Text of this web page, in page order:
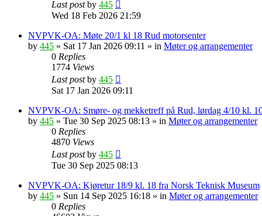
Last postby 445
Wed 18 Feb 2026 21:59
NVPVK-OA: Møte 20/1 kl 18 Rud motorsenter
by 445 » Sat 17 Jan 2026 09:11 » in Møter og arrangementer
0 Replies
1774 Views
Last postby 445
Sat 17 Jan 2026 09:11
NVPVK-OA: Smøre- og mekketreff på Rud, lørdag 4/10 kl.
by 445 » Tue 30 Sep 2025 08:13 » in Møter og arrangementer
0 Replies
4870 Views
Last postby 445
Tue 30 Sep 2025 08:13
NVPVK-OA: Kjøretur 18/9 kl. 18 fra Norsk Teknisk Museum
by 445 » Sun 14 Sep 2025 16:18 » in Møter og arrangementer
0 Replies